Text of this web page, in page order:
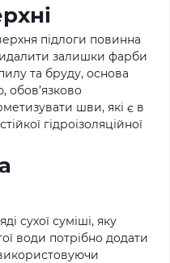
підлоги повинна
залишки фарби
та бруду, основа
обов’язково
шви, які є в
гідроізоляційної
сухої суміші, яку
води потрібно додати